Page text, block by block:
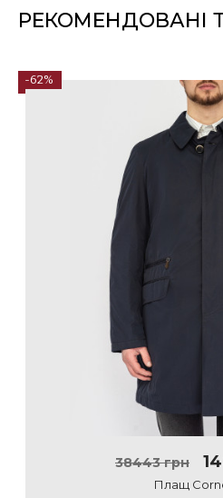
РЕКОМЕНДОВАНІ
-62%
38443 грн
Плащ